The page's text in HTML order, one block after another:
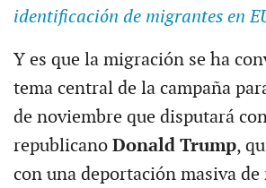
identificación de migrantes en
Y es que la migración se ha
tema central de la campaña
de noviembre que disputará
republicano Donald Trump,
con una deportación masiva